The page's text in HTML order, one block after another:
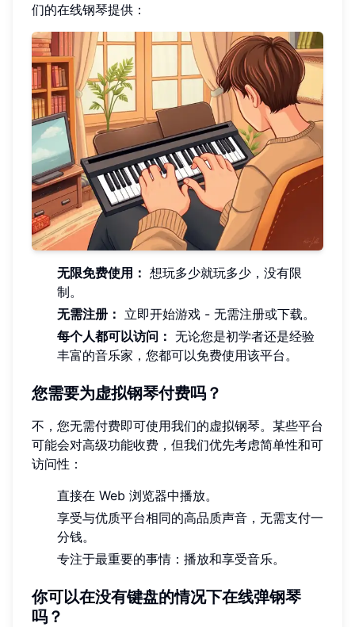
们的在线钢琴提供：
无限免费使用： 想玩多少就玩多少，没有限
制。
无需注册： 立即开始游戏 - 无需注册或下载。
每个人都可以访问： 无论您是初学者还是经验
丰富的音乐家，您都可以免费使用该平台。
您需要为虚拟钢琴付费吗？
不，您无需付费即可使用我们的虚拟钢琴。某些平台
可能会对高级功能收费，但我们优先考虑简单性和可
访问性：
直接在 Web 浏览器中播放。
享受与优质平台相同的高品质声音，无需支付一
分钱。
专注于最重要的事情：播放和享受音乐。
你可以在没有键盘的情况下在线弹钢琴
吗？